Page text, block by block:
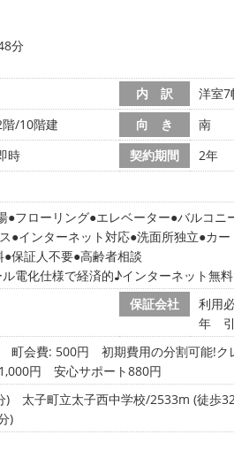
分
内 訳
洋室7
/10階建 向 き 南
時 契約期間 2年
フローリング エレベーター バルコニ
インターネット対応 洗面所独立 カー
保証人不要 高齢者相談
電化仕様で経済的♪インターネット無
保証会社
利用
年 引
町会費: 500円
初期費用の分割可能!ク
円 安心サポート880円
) 太子町立太子西中学校/2533m (徒歩
)